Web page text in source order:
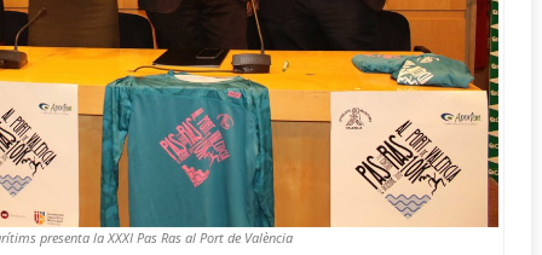
presenta la XXXI Pas Ras al Port de València